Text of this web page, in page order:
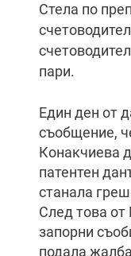
Стела по
пари.
Един ден от
съобщение,
Конакчиева
патентен
станала
След това от
запорни
подала